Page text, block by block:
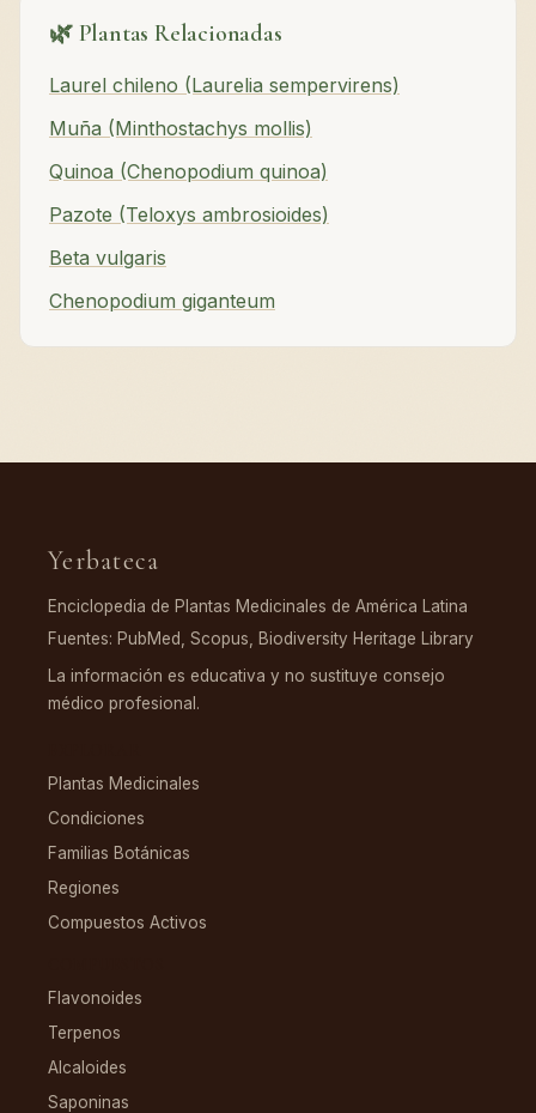
🌿 Plantas Relacionadas
Laurel chileno (Laurelia sempervirens)
Muña (Minthostachys mollis)
Quinoa (Chenopodium quinoa)
Pazote (Teloxys ambrosioides)
Beta vulgaris
Chenopodium giganteum
Yerbateca
Enciclopedia de Plantas Medicinales de América Latina
Fuentes: PubMed, Scopus, Biodiversity Heritage Library
La información es educativa y no sustituye consejo
médico profesional.
Plantas Medicinales
Condiciones
Familias Botánicas
Regiones
Compuestos Activos
Flavonoides
Terpenos
Alcaloides
Saponinas